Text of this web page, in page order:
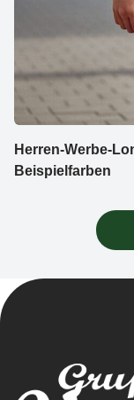
Herren-Werbe-
Beispielfarben